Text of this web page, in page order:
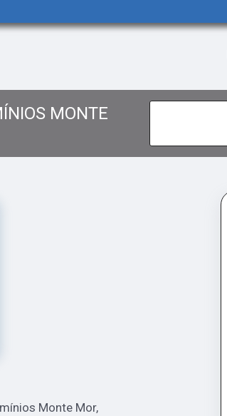
MONTE
Monte Mor,